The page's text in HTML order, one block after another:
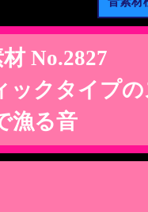
No.2827
ックタイプ
漁る音